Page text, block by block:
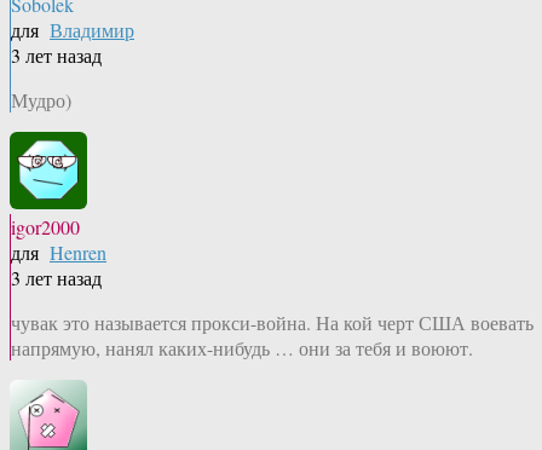
для Владимир
3 лет назад
Мудро)
igor2000
для Henren
3 лет назад
чувак это называется прокси-война. На кой черт США воевать
напрямую, нанял каких-нибудь … они за тебя и воюют.